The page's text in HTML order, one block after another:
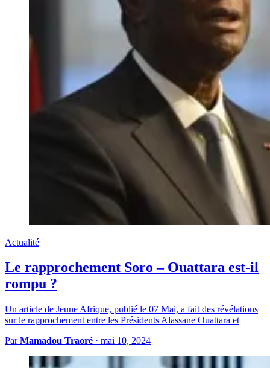
Actualité
Le rapprochement Soro – Ouattara est-il
rompu ?
Un article de Jeune Afrique, publié le 07 Mai, a fait des révélations
sur le rapprochement entre les Présidents Alassane Ouattara et
ParMamadou Traoré · mai 10, 2024